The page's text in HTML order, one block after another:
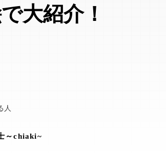
大紹介！
人
～chiaki~